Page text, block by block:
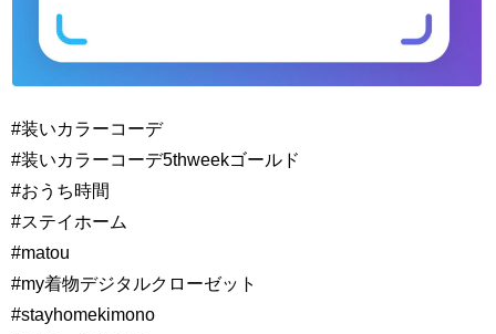
#装いカラーコーデ
#装いカラーコーデ5thweekゴールド
#おうち時間
#ステイホーム
#matou
#my着物デジタルクローゼット
#stayhomekimono